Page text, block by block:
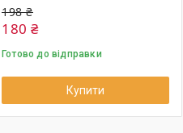
198 ₴
180 ₴
Готово до відправки
Купити